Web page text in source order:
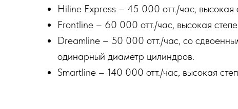
Hiline Express – 45 000 отт./час, высокая
Frontline – 60 000 отт./час, высокая
Dreamline – 50 000 отт./час, со
одинарный диаметр цилиндров.
Smartline – 140 000 отт./час, высокая